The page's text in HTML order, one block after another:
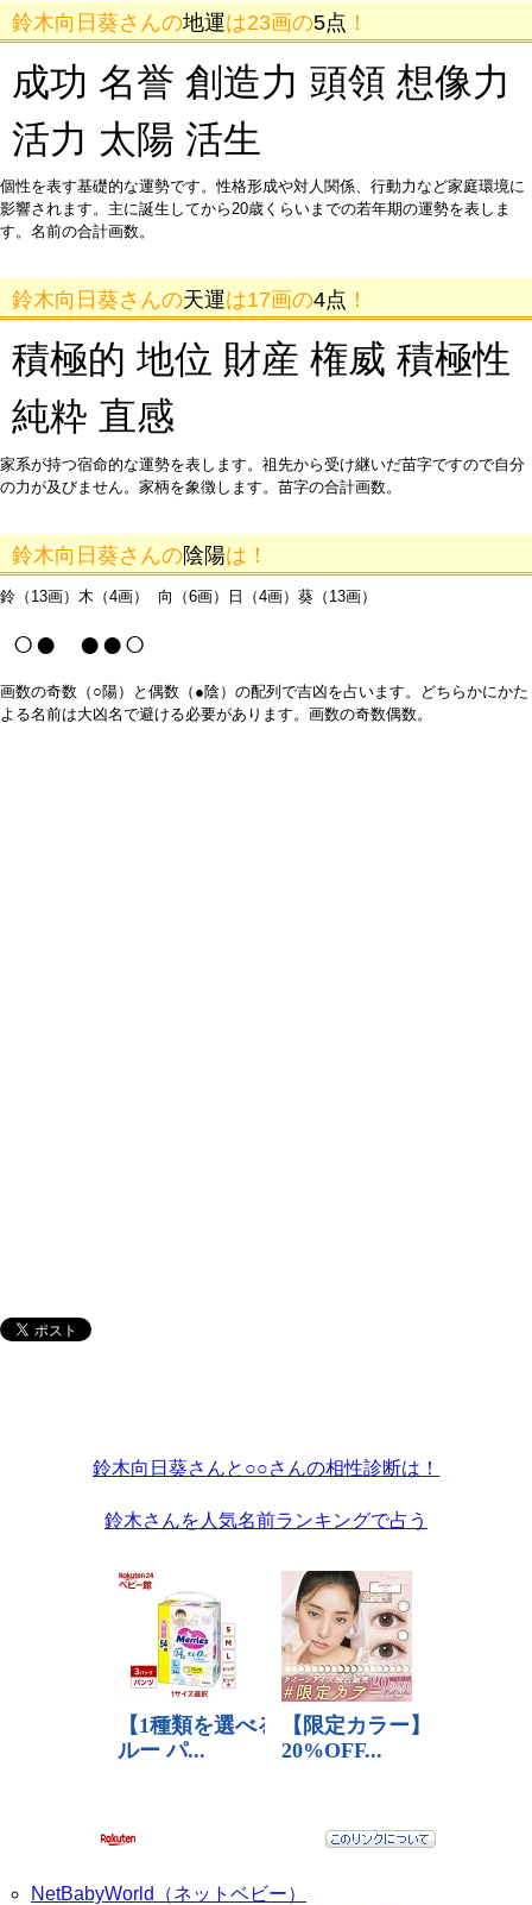
鈴木向日葵さんの地運は23画の5点 ！
成功 名誉 創造力 頭領 想像力
活力 太陽 活生
個性を表す基礎的な運勢です。性格形成や対人関係、行動力など家庭環境に
影響されます。主に誕生してから20歳くらいまでの若年期の運勢を表しま
す。名前の合計画数。
鈴木向日葵さんの天運は17画の4点 ！
積極的 地位 財産 権威 積極性
純粋 直感
家系が持つ宿命的な運勢を表します。祖先から受け継いだ苗字ですので自分
の力が及びません。家柄を象徴します。苗字の合計画数。
鈴木向日葵さんの陰陽は！
鈴（13画）木（4画） 向（6画）日（4画）葵（13画）
○● ●●○
画数の奇数（○陽）と偶数（●陰）の配列で吉凶を占います。どちらかにかた
よる名前は大凶名で避ける必要があります。画数の奇数偶数。
鈴木向日葵さんと○○さんの相性診断は！
鈴木さんを人気名前ランキングで占う
NetBabyWorld（ネットベビー）